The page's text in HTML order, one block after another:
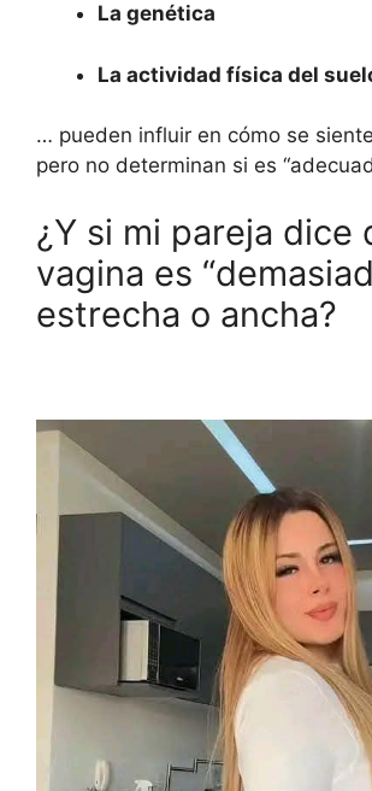
La genética
La actividad física del
… pueden influir en cómo se
pero no determinan si es
¿Y si mi pareja dice
vagina es
estrecha o ancha?